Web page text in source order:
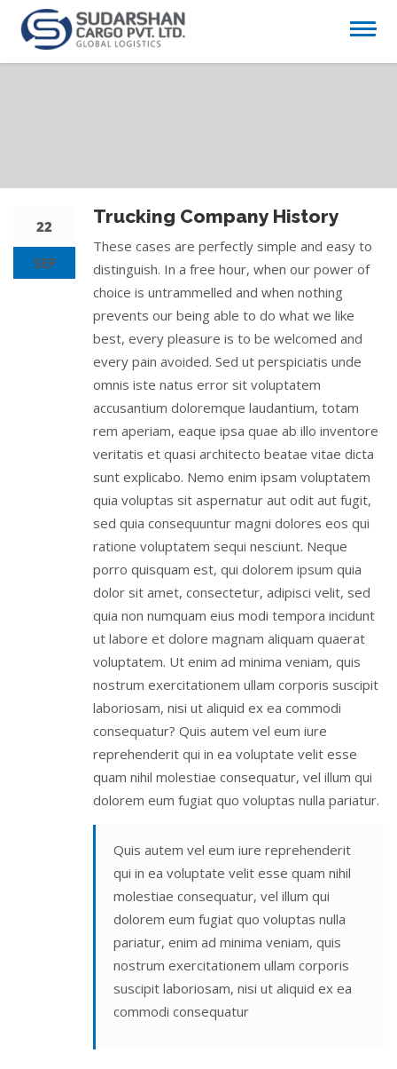
22
SEP
Trucking Company History
These cases are perfectly simple and easy to
distinguish. In a free hour, when our power of
choice is untrammelled and when nothing
prevents our being able to do what we like
best, every pleasure is to be welcomed and
every pain avoided. Sed ut perspiciatis unde
omnis iste natus error sit voluptatem
accusantium doloremque laudantium, totam
rem aperiam, eaque ipsa quae ab illo inventore
veritatis et quasi architecto beatae vitae dicta
sunt explicabo. Nemo enim ipsam voluptatem
quia voluptas sit aspernatur aut odit aut fugit,
sed quia consequuntur magni dolores eos qui
ratione voluptatem sequi nesciunt. Neque
porro quisquam est, qui dolorem ipsum quia
dolor sit amet, consectetur, adipisci velit, sed
quia non numquam eius modi tempora incidunt
ut labore et dolore magnam aliquam quaerat
voluptatem. Ut enim ad minima veniam, quis
nostrum exercitationem ullam corporis suscipit
laboriosam, nisi ut aliquid ex ea commodi
consequatur? Quis autem vel eum iure
reprehenderit qui in ea voluptate velit esse
quam nihil molestiae consequatur, vel illum qui
dolorem eum fugiat quo voluptas nulla pariatur.
Quis autem vel eum iure reprehenderit
qui in ea voluptate velit esse quam nihil
molestiae consequatur, vel illum qui
dolorem eum fugiat quo voluptas nulla
pariatur, enim ad minima veniam, quis
nostrum exercitationem ullam corporis
suscipit laboriosam, nisi ut aliquid ex ea
commodi consequatur